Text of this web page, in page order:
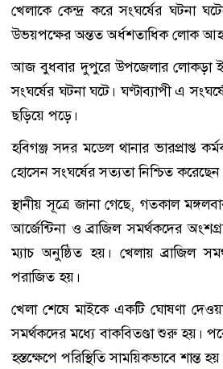
খেলাকে কেন্দ্র করে সংঘর্ষের ঘটনা
উভয়পক্ষের অন্তত অর্ধশতাধিক লোক
আজ বুধবার দুপুরে উপজেলার লোকড়া
সংঘর্ষের ঘটনা ঘটে। ঘণ্টাব্যাপী এ
ছড়িয়ে পড়ে।
হবিগঞ্জ সদর মডেল থানার ভারপ্রাপ্ত
হোসেন সংঘর্ষের সত্যতা নিশ্চিত
স্থানীয় সূত্রে জানা গেছে, গতকাল
আর্জেন্টিনা ও ব্রাজিল সমর্থকদের
ম্যাচ অনুষ্ঠিত হয়। খেলায় ব্রাজিল
পরাজিত হয়।
খেলা শেষে মাইকে একটি ঘোষণা
সমর্থকদের মধ্যে বাকবিতণ্ডা শুরু হয়।
হস্তক্ষেপে পরিস্থিতি সাময়িকভাবে শান্ত